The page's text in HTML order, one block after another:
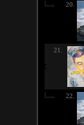
20.
21.
22.